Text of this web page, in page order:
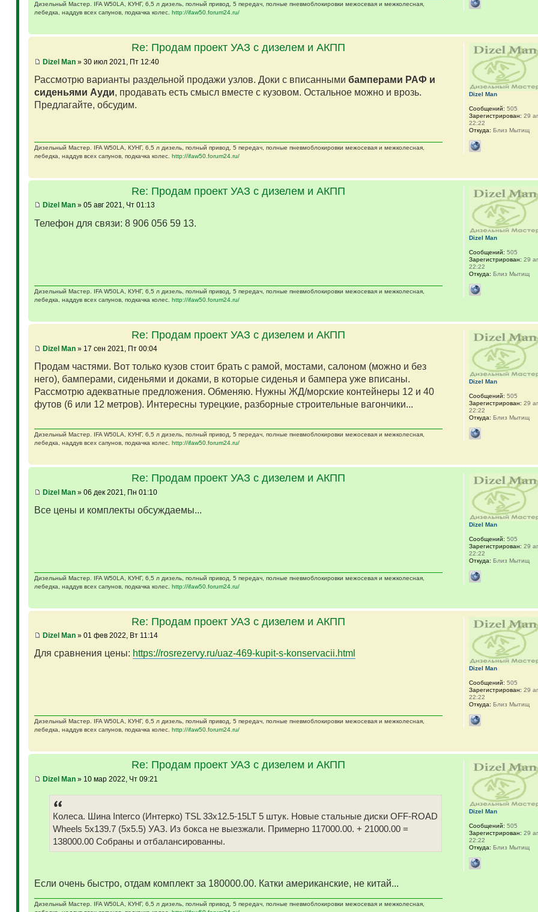
Дизельный Мастер. IFA W50LA, КУНГ, 6,5 л дизель, полный привод, 5 передач, полные пневмоблокировки межосевая и межколесная,
лебедка, наддув всех сапунов, подкачка колес. http://ifaw50.forum24.ru/
Re: Продам проект УАЗ с дизелем и АКПП
Dizel Man» 30 июл 2021, Пт 12:40
Рассмотрю варианты раздельной продажи узлов. Доки с вписанными бамперами РАФ и
сиденьями Ауди, продавать есть смысл вместе с кузовом. Остальное можно и врозь.
Предлагайте, обсудим.
Дизельный Мастер. IFA W50LA, КУНГ, 6,5 л дизель, полный привод, 5 передач, полные пневмоблокировки межосевая и межколесная,
лебедка, наддув всех сапунов, подкачка колес. http://ifaw50.forum24.ru/
Dizel Man
Сообщений: 505
Зарегистрирован: 29
22:22
Откуда: Близ Мытищ
Re: Продам проект УАЗ с дизелем и АКПП
Dizel Man» 05 авг 2021, Чт 01:13
Телефон для связи: 8 906 056 59 13.
Дизельный Мастер. IFA W50LA, КУНГ, 6,5 л дизель, полный привод, 5 передач, полные пневмоблокировки межосевая и межколесная,
лебедка, наддув всех сапунов, подкачка колес. http://ifaw50.forum24.ru/
Dizel Man
Сообщений: 505
Зарегистрирован: 29
22:22
Откуда: Близ Мытищ
Re: Продам проект УАЗ с дизелем и АКПП
Dizel Man» 17 сен 2021, Пт 00:04
Продам частями. Вот только кузов стоит брать с рамой, мостами, салоном (можно и без
него), бамперами, сиденьями и доками, в которые сиденья и бампера уже вписаны.
Рассмотрю адекватные предложения. Обменяю. Нужны ЖД/морские контейнеры 12 и 40
футов (6 или 12 метров). Интересны турецкие, разборные строительные вагончики...
Дизельный Мастер. IFA W50LA, КУНГ, 6,5 л дизель, полный привод, 5 передач, полные пневмоблокировки межосевая и межколесная,
лебедка, наддув всех сапунов, подкачка колес. http://ifaw50.forum24.ru/
Dizel Man
Сообщений: 505
Зарегистрирован: 29
22:22
Откуда: Близ Мытищ
Re: Продам проект УАЗ с дизелем и АКПП
Dizel Man» 06 дек 2021, Пн 01:10
Все цены и комплекты обсуждаемы...
Дизельный Мастер. IFA W50LA, КУНГ, 6,5 л дизель, полный привод, 5 передач, полные пневмоблокировки межосевая и межколесная,
лебедка, наддув всех сапунов, подкачка колес. http://ifaw50.forum24.ru/
Dizel Man
Сообщений: 505
Зарегистрирован: 29
22:22
Откуда: Близ Мытищ
Re: Продам проект УАЗ с дизелем и АКПП
Dizel Man» 01 фев 2022, Вт 11:14
Для сравнения цены: https://rosrezervy.ru/uaz-469-kupit-s-konservacii.html
Дизельный Мастер. IFA W50LA, КУНГ, 6,5 л дизель, полный привод, 5 передач, полные пневмоблокировки межосевая и межколесная,
лебедка, наддув всех сапунов, подкачка колес. http://ifaw50.forum24.ru/
Dizel Man
Сообщений: 505
Зарегистрирован: 29
22:22
Откуда: Близ Мытищ
Re: Продам проект УАЗ с дизелем и АКПП
Dizel Man» 10 мар 2022, Чт 09:21
Колеса. Шина Interco (Интерко) TSL 33x12.5-15LT 5 штук. Новые стальные диски OFF-ROAD
Wheels 5x139.7 (5x5.5) УАЗ. Из бокса не выезжали. Примерно 117000.00. + 21000.00 =
138000.00 Собраны и отбалансированны.
Если очень быстро, отдам комплект за 180000.00. Катки американские, не китай...
Дизельный Мастер. IFA W50LA, КУНГ, 6,5 л дизель, полный привод, 5 передач, полные пневмоблокировки межосевая и межколесная,
Dizel Man
Сообщений: 505
Зарегистрирован: 29
22:22
Откуда: Близ Мытищ